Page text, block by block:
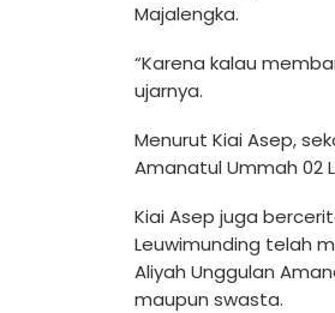
Majalengka.
“Karena kalau
ujarnya.
Menurut Kiai Asep,
Amanatul Ummah 02
Kiai Asep juga
Leuwimunding telah
Aliyah Unggulan
maupun swasta.